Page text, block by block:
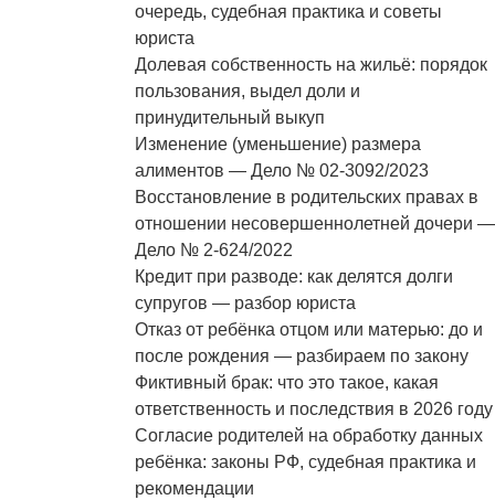
очередь, судебная практика и советы
юриста
Долевая собственность на жильё: порядок
пользования, выдел доли и
принудительный выкуп
Изменение (уменьшение) размера
алиментов — Дело № 02-3092/2023
Восстановление в родительских правах в
отношении несовершеннолетней дочери —
Дело № 2-624/2022
Кредит при разводе: как делятся долги
супругов — разбор юриста
Отказ от ребёнка отцом или матерью: до и
после рождения — разбираем по закону
Фиктивный брак: что это такое, какая
ответственность и последствия в 2026 году
Согласие родителей на обработку данных
ребёнка: законы РФ, судебная практика и
рекомендации